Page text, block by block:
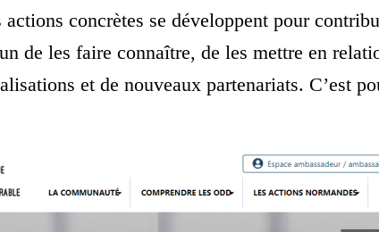
concrètes se développent pour
de les faire connaître, de les mettre en
et de nouveaux partenariats. C’est